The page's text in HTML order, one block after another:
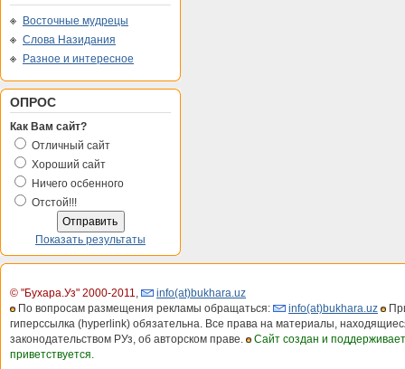
Восточные мудрецы
Слова Назидания
Разное и интересное
ОПРОС
Как Вам сайт?
Отличный сайт
Хороший сайт
Ничего осбенного
Отстой!!!
Показать результаты
© "Бухара.Уз" 2000-2011,
info(at)bukhara.uz
По вопросам размещения рекламы обращаться:
info(at)bukhara.uz
гиперссылка (hyperlink) обязательна. Все права на материалы,
законодательством РУз, об авторском праве.
Сайт создан и
приветствуется.